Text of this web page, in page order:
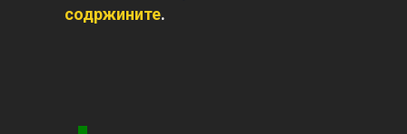
содржините.